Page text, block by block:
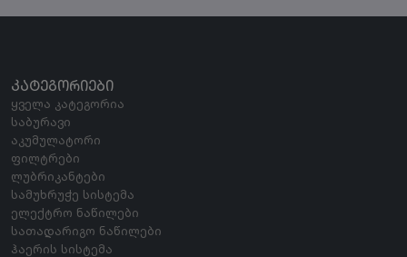
ᲙᲐᲢᲔᲒᲝᲠᲘᲔᲑᲘ
ყველა კატეგორია
საბურავი
აკუმულატორი
ფილტრები
ლუბრიკანტები
სამუხრუჭე სისტემა
ელექტრო ნაწილები
სათადარიგო ნაწილები
ჰაერის სისტემა